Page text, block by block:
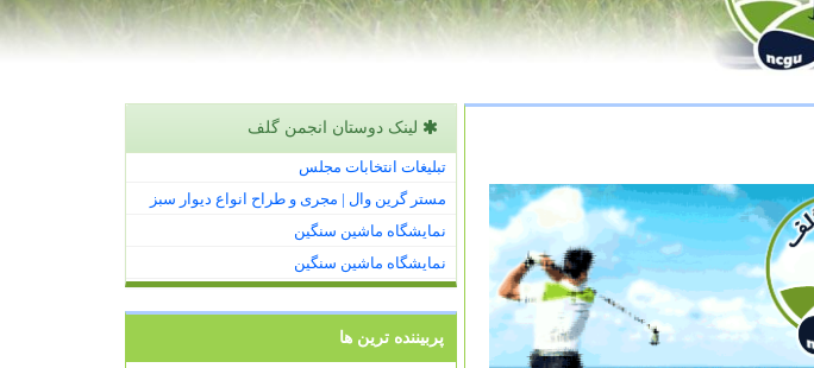
لینک دوستان انجمن گلف
تبلیغات انتخابات مجلس
مستر گرین وال | مجری و طراح انواع دیوار سبز
نمایشگاه ماشین سنگین
نمایشگاه ماشین سنگین
پربیننده ترین ها